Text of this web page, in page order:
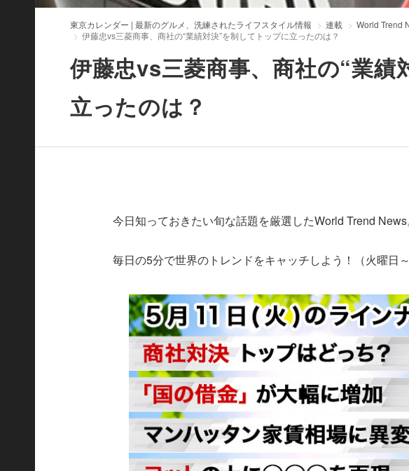
東京カレンダー | 最新のグルメ、洗練されたライフスタイル情報 連載
World Trend
伊藤忠vs三菱商事、商社の“業績対決”を制してトップに立ったのは？
伊藤忠vs三菱商事、商社の“業績
立ったのは？
今日知っておきたい旬な話題を厳選したWorld Trend News
毎日の5分で世界のトレンドをキャッチしよう！（火曜日